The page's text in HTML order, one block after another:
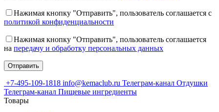
Нажимая кнопку "Отправить", пользователь соглашается с
политикой конфиденциальности
Нажимая кнопку "Отправить", пользователь соглашается
на передачу и обработку персональных данных
+7-495-109-1818 info@kemaclub.ru Телеграм-канал Отдушки
Телеграм-канал Пищевые ингредиенты
Товары